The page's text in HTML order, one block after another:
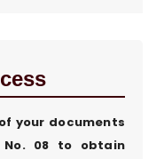
your documents
08 to obtain